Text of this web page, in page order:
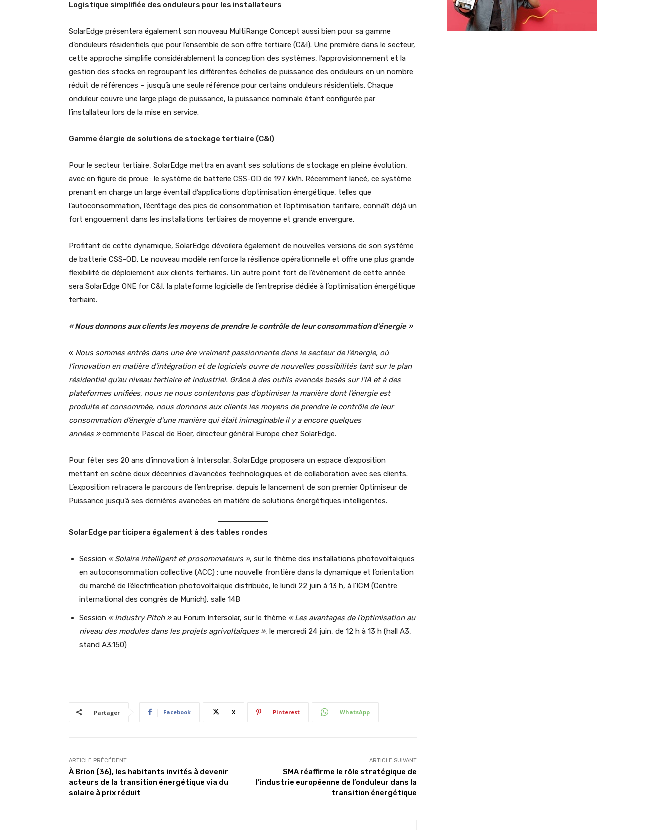
Logistique simplifiée des onduleurs pour les installateurs
SolarEdge présentera également son nouveau MultiRange Concept aussi bien pour sa gamme
d’onduleurs résidentiels que pour l’ensemble de son offre tertiaire (C&I). Une première dans le secteur,
cette approche simplifie considérablement la conception des systèmes, l’approvisionnement et la
gestion des stocks en regroupant les différentes échelles de puissance des onduleurs en un nombre
réduit de références – jusqu’à une seule référence pour certains onduleurs résidentiels. Chaque
onduleur couvre une large plage de puissance, la puissance nominale étant configurée par
l’installateur lors de la mise en service.
Gamme élargie de solutions de stockage tertiaire (C&I)
Pour le secteur tertiaire, SolarEdge mettra en avant ses solutions de stockage en pleine évolution,
avec en figure de proue : le système de batterie CSS-OD de 197 kWh. Récemment lancé, ce système
prenant en charge un large éventail d’applications d’optimisation énergétique, telles que
l’autoconsommation, l’écrêtage des pics de consommation et l’optimisation tarifaire, connaît déjà un
fort engouement dans les installations tertiaires de moyenne et grande envergure.
Profitant de cette dynamique, SolarEdge dévoilera également de nouvelles versions de son système
de batterie CSS-OD. Le nouveau modèle renforce la résilience opérationnelle et offre une plus grande
flexibilité de déploiement aux clients tertiaires. Un autre point fort de l’événement de cette année
sera SolarEdge ONE for C&I, la plateforme logicielle de l’entreprise dédiée à l’optimisation énergétique
tertiaire.
« Nous donnons aux clients les moyens de prendre le contrôle de leur consommation d’énergie »
« Nous sommes entrés dans une ère vraiment passionnante dans le secteur de l’énergie, où
l’innovation en matière d’intégration et de logiciels ouvre de nouvelles possibilités tant sur le plan
résidentiel qu’au niveau tertiaire et industriel. Grâce à des outils avancés basés sur l’IA et à des
plateformes unifiées, nous ne nous contentons pas d’optimiser la manière dont l’énergie est
produite et consommée, nous donnons aux clients les moyens de prendre le contrôle de leur
consommation d’énergie d’une manière qui était inimaginable il y a encore quelques
années »commente Pascal de Boer, directeur général Europe chez SolarEdge.
Pour fêter ses 20 ans d’innovation à Intersolar, SolarEdge proposera un espace d’exposition
mettant en scène deux décennies d’avancées technologiques et de collaboration avec ses clients.
L’exposition retracera le parcours de l’entreprise, depuis le lancement de son premier Optimiseur de
Puissance jusqu’à ses dernières avancées en matière de solutions énergétiques intelligentes.
SolarEdge participera également à des tables rondes
Session « Solaire intelligent et prosommateurs », sur le thème des installations photovoltaïques
en autoconsommation collective (ACC) : une nouvelle frontière dans la dynamique et l’orientation
du marché de l’électrification photovoltaïque distribuée, le lundi 22 juin à 13 h, à l’ICM (Centre
international des congrès de Munich), salle 14B
Session « Industry Pitch »au Forum Intersolar, sur le thème « Les avantages de l’optimisation au
niveau des modules dans les projets agrivoltaïques », le mercredi 24 juin, de 12 h à 13 h (hall A3,
stand A3.150)
Partager Facebook X Pinterest WhatsApp
ARTICLE PRÉCÉDENT
À Brion (36), les habitants invités à devenir
acteurs de la transition énergétique via du
solaire à prix réduit
ARTICLE SUIVANT
SMA réaffirme le rôle stratégique de
l’industrie européenne de l’onduleur dans la
transition énergétique